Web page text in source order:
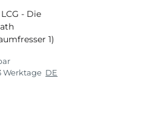
- Die
1)
Werktage DE